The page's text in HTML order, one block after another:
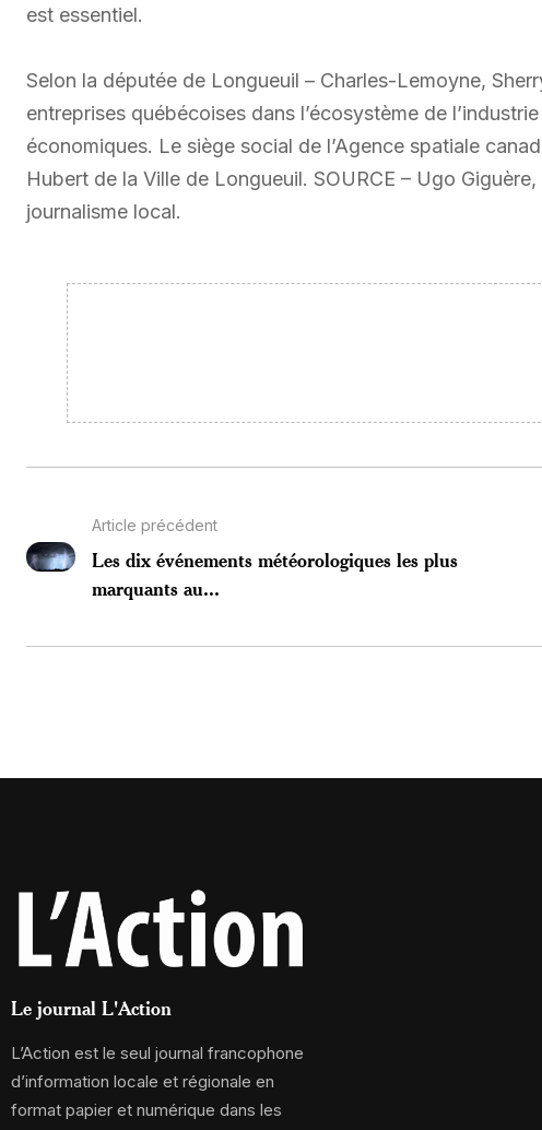
est essentiel.
Selon la députée de Longueuil – Charles-Lemoyne,
entreprises québécoises dans l’écosystème de
économiques. Le siège social de l’Agence spatiale
Hubert de la Ville de Longueuil. SOURCE – Ugo
journalisme local.
Article précédent
Les dix événements météorologiques les plus
marquants au...
Le journal L'Action
L’Action est le seul journal francophone
d’information locale et régionale en
format papier et numérique dans les